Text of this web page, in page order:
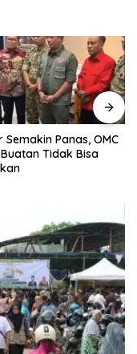
Semakin Panas, OMC
Tidak Bisa